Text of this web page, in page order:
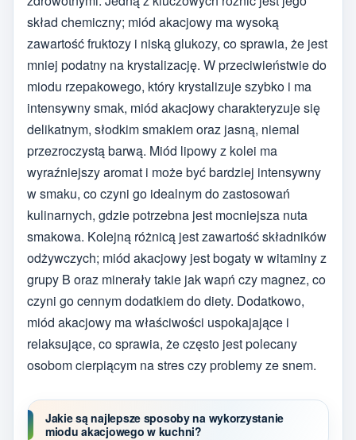
skład chemiczny; miód akacjowy ma wysoką
zawartość fruktozy i niską glukozy, co sprawia, że jest
mniej podatny na krystalizację. W przeciwieństwie do
miodu rzepakowego, który krystalizuje szybko i ma
intensywny smak, miód akacjowy charakteryzuje się
delikatnym, słodkim smakiem oraz jasną, niemal
przezroczystą barwą. Miód lipowy z kolei ma
wyraźniejszy aromat i może być bardziej intensywny
w smaku, co czyni go idealnym do zastosowań
kulinarnych, gdzie potrzebna jest mocniejsza nuta
smakowa. Kolejną różnicą jest zawartość składników
odżywczych; miód akacjowy jest bogaty w witaminy z
grupy B oraz minerały takie jak wapń czy magnez, co
czyni go cennym dodatkiem do diety. Dodatkowo,
miód akacjowy ma właściwości uspokajające i
relaksujące, co sprawia, że często jest polecany
osobom cierpiącym na stres czy problemy ze snem.
Jakie są najlepsze sposoby na wykorzystanie
miodu akacjowego w kuchni?